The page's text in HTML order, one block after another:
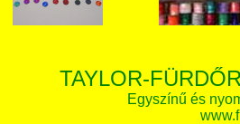
TAYLOR-
Egyszínű és